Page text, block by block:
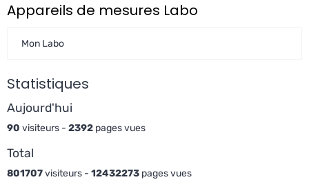
Appareils de mesures Labo
Mon Labo
Statistiques
Aujourd'hui
90 visiteurs - 2392 pages vues
Total
801707visiteurs - 12432273 pages vues